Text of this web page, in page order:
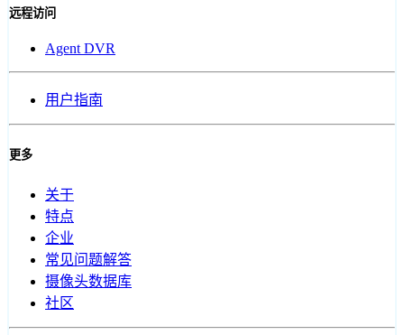
远程访问
Agent DVR
用户指南
更多
关于
特点
企业
常见问题解答
摄像头数据库
社区